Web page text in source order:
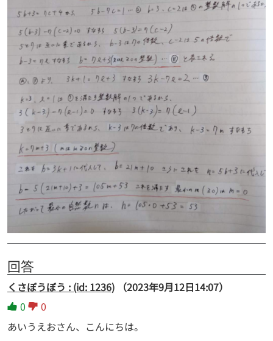
回答
くさぼうぼう : (id: 1236)
（2023年9月12日14:07）
0
0
あいうえおさん、こんにちは。